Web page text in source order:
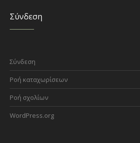
Σύνδεση
Σύνδεση
Ροή καταχωρίσεων
Ροή σχολίων
WordPress.org